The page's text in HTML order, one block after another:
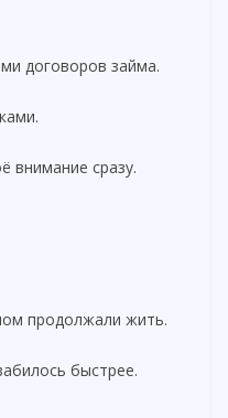
договоров займа.
внимание сразу.
продолжали жить.
быстрее.